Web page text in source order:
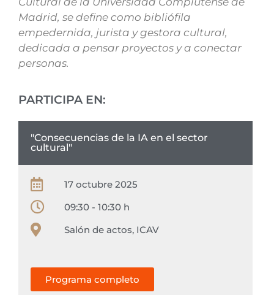
Madrid, se define como bibliófila
empedernida, jurista y gestora cultural,
dedicada a pensar proyectos y a conectar
personas.
PARTICIPA EN:
"Consecuencias de la IA en el sector
cultural"
17 octubre 2025
09:30 - 10:30 h
Salón de actos, ICAV
Programa completo